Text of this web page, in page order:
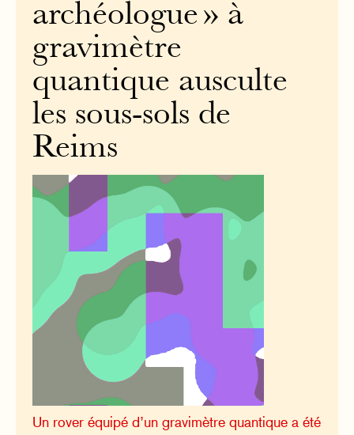
archéologue » à
gravimètre
quantique ausculte
les sous-sols de
Reims
Un rover équipé d’un gravimètre quantique a été